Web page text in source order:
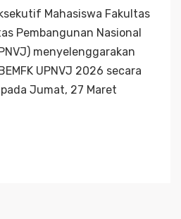
Mahasiswa Fakultas
Pembangunan Nasional
menyelenggarakan
UPNVJ 2026 secara
Jumat, 27 Maret